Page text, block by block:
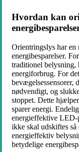
Hvordan kan
Orientringslys har
energibesparelser.
traditionel belysning,
energiforbrug. For
bevægelsessensorer,
nødvendigt, og
stoppet. Dette
sparer energi.
energieffektive LED-
ikke skal udskiftes
energieffektiv
betydelige